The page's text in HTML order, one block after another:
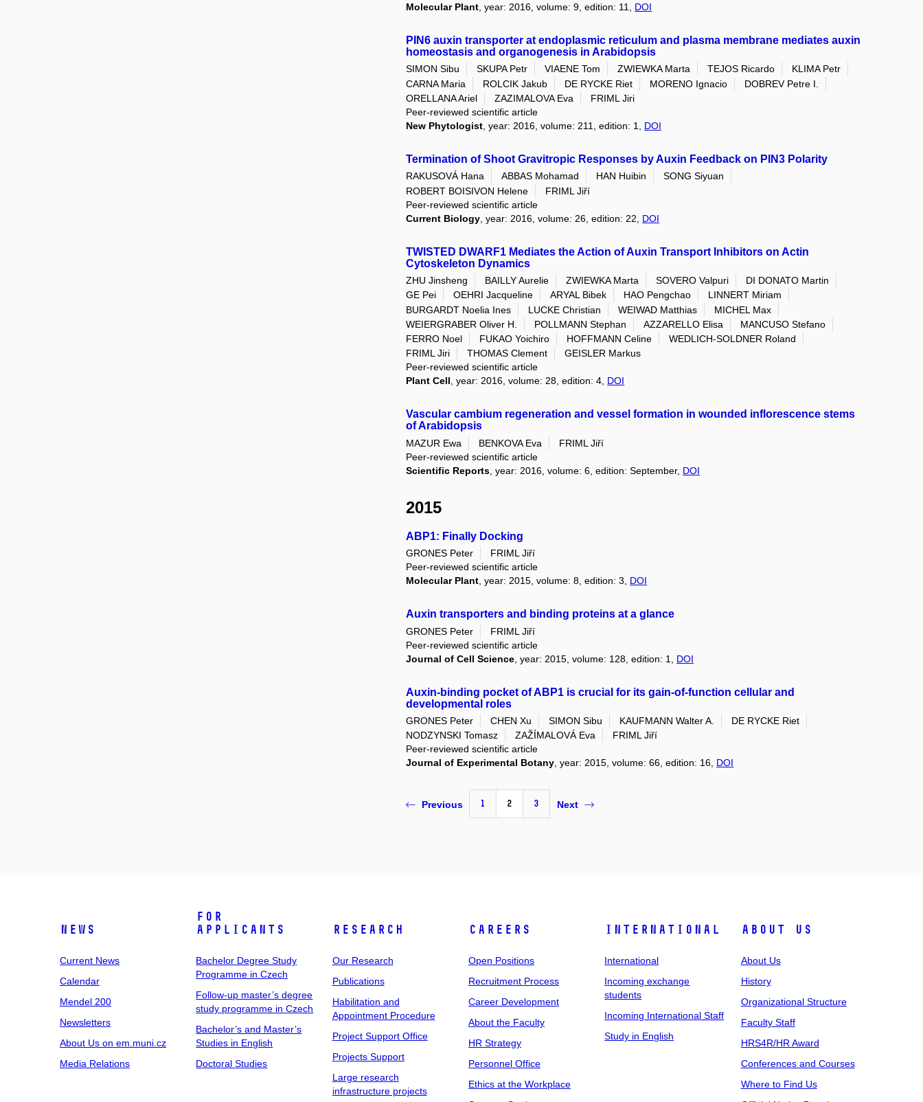
Molecular Plant , year: 2016, volume: 9, edition: 11, DOI
PIN6 auxin transporter at endoplasmic reticulum and plasma membrane mediates auxin
homeostasis and organogenesis in Arabidopsis
SIMON Sibu SKUPA Petr VIAENE Tom ZWIEWKA Marta TEJOS Ricardo
KLIMA Petr
CARNA Maria
ROLCIK Jakub DE RYCKE Riet MORENO Ignacio
DOBREV Petre I.
ORELLANA Ariel
ZAZIMALOVA Eva
FRIML Jiri
Peer-reviewed scientific article
New Phytologist , year: 2016, volume: 211, edition: 1, DOI
Termination of Shoot Gravitropic Responses by Auxin Feedback on PIN3 Polarity
RAKUSOVÁ Hana ABBAS Mohamad HAN Huibin
SONG Siyuan
ROBERT BOISIVON Helene
FRIML Jiří
Peer-reviewed scientific article
Current Biology , year: 2016, volume: 26, edition: 22, DOI
TWISTED DWARF1 Mediates the Action of Auxin Transport Inhibitors on Actin
Cytoskeleton Dynamics
ZHU Jinsheng BAILLY Aurelie ZWIEWKA Marta SOVERO Valpuri
DI DONATO Martin
GE Pei
OEHRI Jacqueline ARYAL Bibek HAO Pengchao
LINNERT Miriam
BURGARDT Noelia Ines
LUCKE Christian WEIWAD Matthias
MICHEL Max
WEIERGRABER Oliver H.
POLLMANN Stephan AZZARELLO Elisa
MANCUSO Stefano
FERRO Noel
FUKAO Yoichiro HOFFMANN Celine
WEDLICH-SOLDNER Roland
FRIML Jiri
THOMAS Clement
GEISLER Markus
Peer-reviewed scientific article
Plant Cell, year: 2016, volume: 28, edition: 4, DOI
Vascular cambium regeneration and vessel formation in wounded inflorescence stems
of Arabidopsis
MAZUR Ewa BENKOVA Eva
FRIML Jiří
Peer-reviewed scientific article
Scientific Reports , year: 2016, volume: 6, edition: September, DOI
2015
ABP1: Finally Docking
GRONES Peter
FRIML Jiří
Peer-reviewed scientific article
Molecular Plant, year: 2015, volume: 8, edition: 3, DOI
Auxin transporters and binding proteins at a glance
GRONES Peter
FRIML Jiří
Peer-reviewed scientific article
Journal of Cell Science , year: 2015, volume: 128, edition: 1, DOI
Auxin-binding pocket of ABP1 is crucial for its gain-of-function cellular and
developmental roles
GRONES Peter CHEN Xu SIMON Sibu KAUFMANN Walter A.
DE RYCKE Riet
NODZYNSKI Tomasz
ZAŽÍMALOVÁ Eva
FRIML Jiří
Peer-reviewed scientific article
Journal of Experimental Botany , year: 2015, volume: 66, edition: 16, DOI
Previous 1 2 3 Next
News
Current News
Calendar
Mendel 200
Newsletters
About Us on em.muni.cz
Media Relations
For
Applicants
Bachelor Degree Study
Programme in Czech
Follow-up master’s degree
study programme in Czech
Bachelor’s and Master’s
Studies in English
Doctoral Studies
Research
Our Research
Publications
Habilitation and
Appointment Procedure
Project Support Office
Projects Support
Large research
infrastructure projects
Careers
Open Positions
Recruitment Process
Career Development
About the Faculty
HR Strategy
Personnel Office
Ethics at the Workplace
International
International
Incoming exchange
students
Incoming International Staff
Study in English
About Us
About Us
History
Organizational Structure
Faculty Staff
HRS4R/HR Award
Conferences and Courses
Where to Find Us